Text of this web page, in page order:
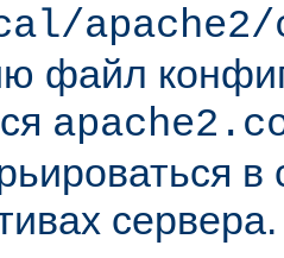
apache2/
файл
в
сервера.